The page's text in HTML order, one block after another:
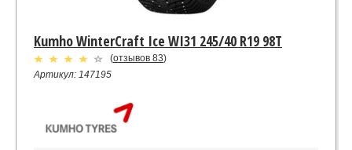
Kumho WinterCraft Ice WI31 245/40 R19 98T
(отзывов 83)
Артикул: 147195